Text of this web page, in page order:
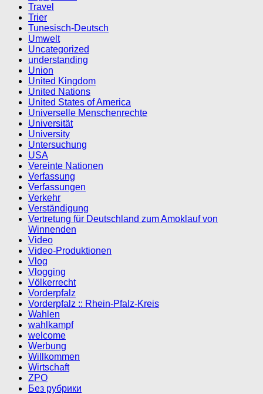
Travel
Trier
Tunesisch-Deutsch
Umwelt
Uncategorized
understanding
Union
United Kingdom
United Nations
United States of America
Universelle Menschenrechte
Universität
University
Untersuchung
USA
Vereinte Nationen
Verfassung
Verfassungen
Verkehr
Verständigung
Vertretung für Deutschland zum Amoklauf von
Winnenden
Video
Video-Produktionen
Vlog
Vlogging
Völkerrecht
Vorderpfalz
Vorderpfalz :: Rhein-Pfalz-Kreis
Wahlen
wahlkampf
welcome
Werbung
Willkommen
Wirtschaft
ZPO
Без рубрики